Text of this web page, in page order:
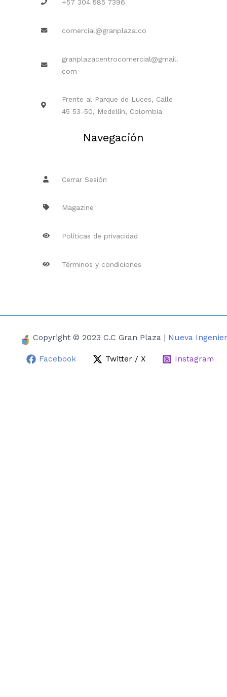
+57 304 585 7396
comercial@granplaza.co
granplazacentrocomercial@gmail.
com
Frente al Parque de Luces, Calle
45 53-50, Medellín, Colombia
Navegación
Cerrar Sesión
Magazine
Políticas de privacidad
Términos y condiciones
Copyright © 2023 C.C Gran Plaza | Nueva
Facebook Twitter / X Instagram